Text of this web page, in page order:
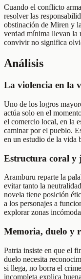
Cuando el conflicto
resolver las
obstinación de Miren y
verdad mínima llevan la
convivir no significa
Análisis
La violencia en la
Uno de los logros
actúa solo en el
el comercio local, en la
caminar por el pueblo.
en un estudio de la vida
Estructura coral y
Aramburu reparte la
evitar tanto la
novela tiene posición
a los personajes a
explorar zonas
Memoria, duelo y
Patria insiste en que el
duelo necesita
si llega, no borra el
incompleta explica